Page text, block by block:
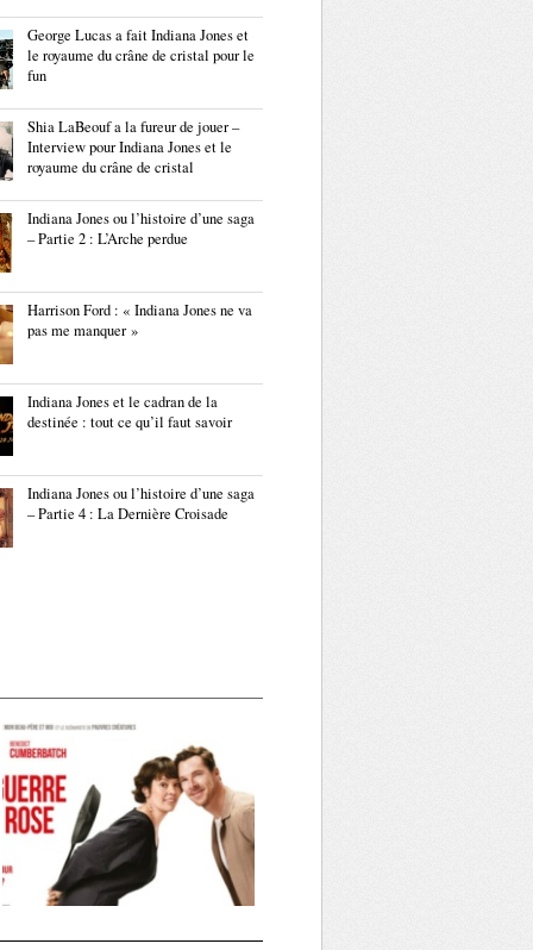
George Lucas a fait Indiana Jones et
le royaume du crâne de cristal pour le
fun
Shia LaBeouf a la fureur de jouer –
Interview pour Indiana Jones et le
royaume du crâne de cristal
Indiana Jones ou l’histoire d’une saga
– Partie 2 : L’Arche perdue
Harrison Ford : « Indiana Jones ne va
pas me manquer »
Indiana Jones et le cadran de la
destinée : tout ce qu’il faut savoir
Indiana Jones ou l’histoire d’une saga
– Partie 4 : La Dernière Croisade